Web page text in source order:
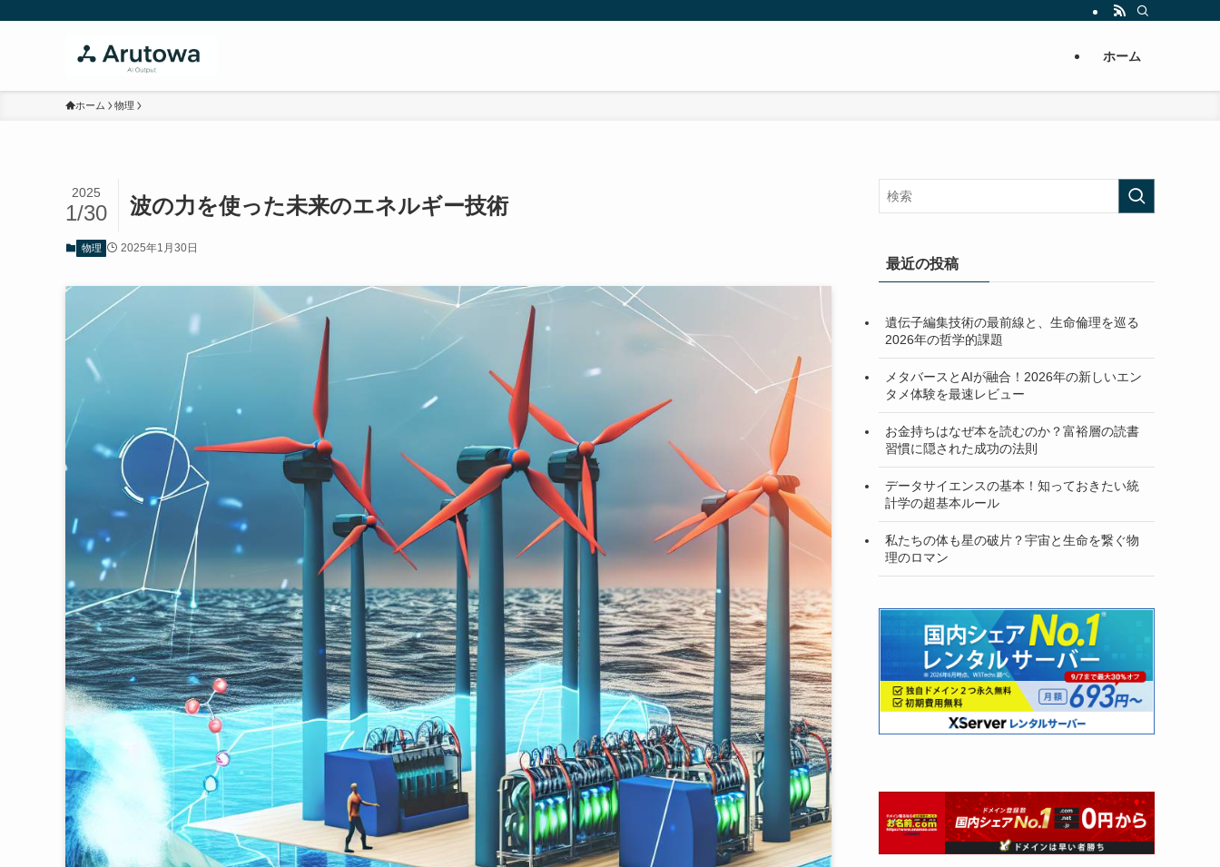
ホーム
ホーム 物理
波の力を使った未来のエネルギー技術
2025
1/30
物理 2025年1月30日
最近の投稿
遺伝子編集技術の最前線と、生命倫理を巡る
2026年の哲学的課題
メタバースとAIが融合！2026年の新しいエン
タメ体験を最速レビュー
お金持ちはなぜ本を読むのか？富裕層の読書
習慣に隠された成功の法則
データサイエンスの基本！知っておきたい統
計学の超基本ルール
私たちの体も星の破片？宇宙と生命を繋ぐ物
理のロマン